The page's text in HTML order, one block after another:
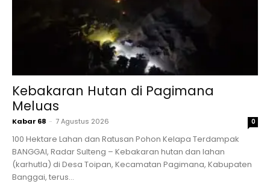
Kebakaran Hutan di Pagimana
Meluas
Kabar 68 - 7 Agustus 2026 0
100 Hektare Lahan dan Ratusan Pohon Kelapa Terdampak
BANGGAI, Radar Sulteng – Kebakaran hutan dan lahan
(karhutla) di Desa Toipan, Kecamatan Pagimana, Kabupaten
Banggai, terus...